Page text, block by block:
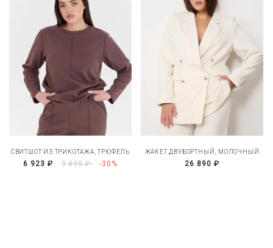
СВИТШОТ ИЗ ТРИКОТАЖА, ТРЮФЕЛЬ
6 923 ₽ 9 890 ₽ -30%
ЖАКЕТ ДВУБОРТНЫЙ, МОЛОЧНЫЙ
26 890 ₽